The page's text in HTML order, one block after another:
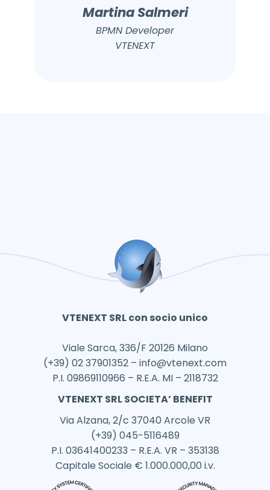
Martina Salmeri
BPMN Developer
VTENEXT
VTENEXT SRL con socio unico
Viale Sarca, 336/F 20126 Milano
(+39) 02 37901352 – info@vtenext.com
P.I. 09869110966 – R.E.A. MI – 2118732
VTENEXT SRL SOCIETA’ BENEFIT
Via Alzana, 2/c 37040 Arcole VR
(+39) 045-5116489
P.I. 03641400233 – R.E.A. VR – 353138
Capitale Sociale € 1.000.000,00 i.v.